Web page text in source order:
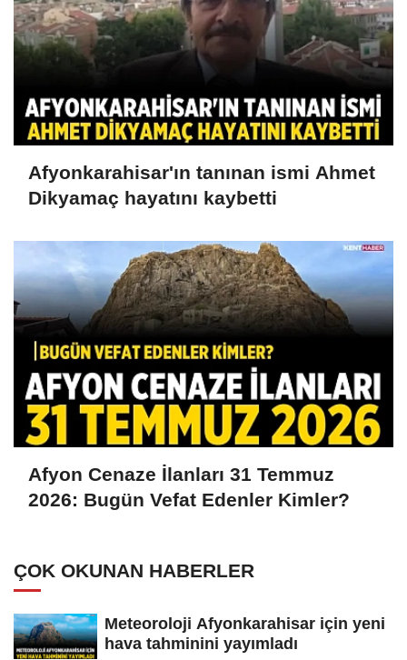
Afyonkarahisar'ın tanınan ismi Ahmet
Dikyamaç hayatını kaybetti
Afyon Cenaze İlanları 31 Temmuz
2026: Bugün Vefat Edenler Kimler?
ÇOK OKUNAN HABERLER
Meteoroloji Afyonkarahisar için yeni
hava tahminini yayımladı